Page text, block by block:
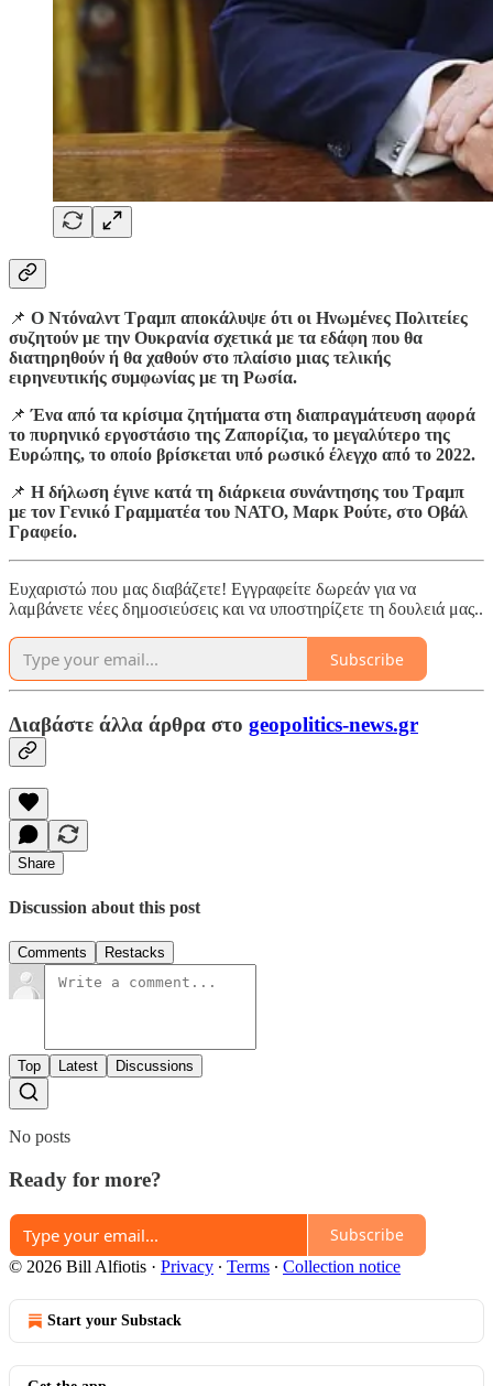
📌 Ο Ντόναλντ Τραμπ αποκάλυψε ότι οι Ηνωμένες Πολιτείες
συζητούν με την Ουκρανία σχετικά με τα εδάφη που θα
διατηρηθούν ή θα χαθούν στο πλαίσιο μιας τελικής
ειρηνευτικής συμφωνίας με τη Ρωσία.
📌Ένα από τα κρίσιμα ζητήματα στη διαπραγμάτευση αφορά
το πυρηνικό εργοστάσιο της Ζαπορίζια, το μεγαλύτερο της
Ευρώπης, το οποίο βρίσκεται υπό ρωσικό έλεγχο από το 2022.
📌 Η δήλωση έγινε κατά τη διάρκεια συνάντησης του Τραμπ
με τον Γενικό Γραμματέα του ΝΑΤΟ, Μαρκ Ρούτε, στο Οβάλ
Γραφείο.
Ευχαριστώ που μας διαβάζετε! Εγγραφείτε δωρεάν για να
λαμβάνετε νέες δημοσιεύσεις και να υποστηρίζετε τη δουλειά μας..
Subscribe
Διαβάστε άλλα άρθρα στο geopolitics-news.gr
Share
Discussion about this post
Comments Restacks
Top Latest Discussions
No posts
Ready for more?
Subscribe
© 2026 Bill Alfiotis · Privacy ∙ Terms ∙ Collection notice
Start your Substack